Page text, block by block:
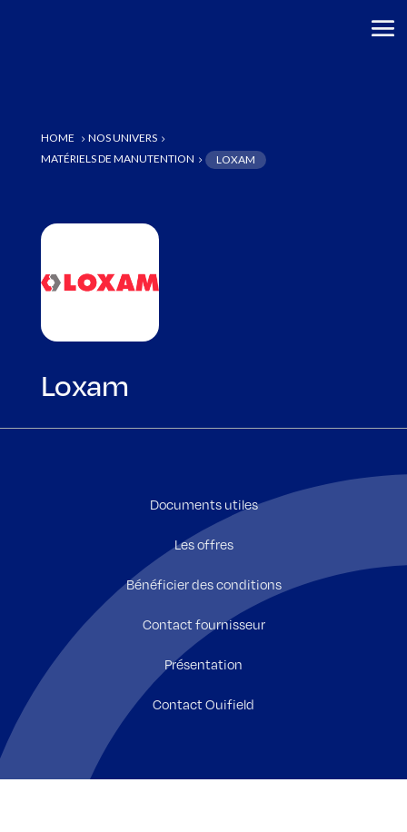
HOME 5 NOS UNIVERS5
MATÉRIELS DE MANUTENTION 5 LOXAM
Loxam
Documents utiles
Les offres
Bénéficier des conditions
Contact fournisseur
Présentation
Contact Ouifield